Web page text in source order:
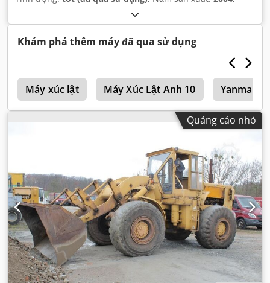
Khám phá thêm máy đã qua sử dụng
Máy xúc lật Máy Xúc Lật Anh 10 Yanmar
Quảng cáo nhỏ